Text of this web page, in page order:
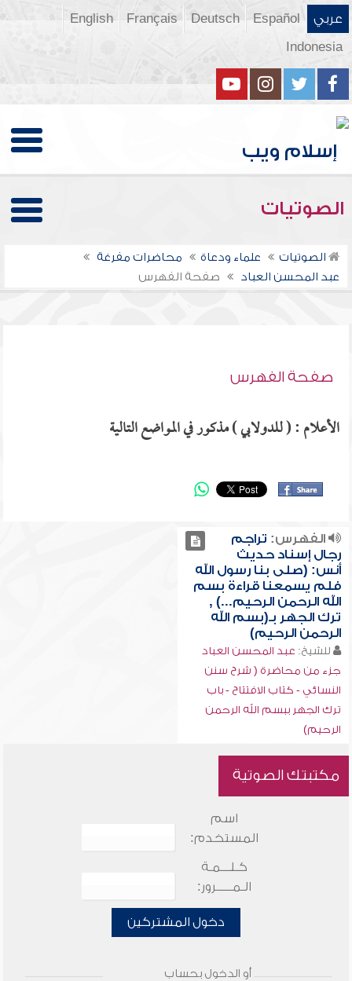
عربي Español
Deutsch
Français
English
Indonesia
الصوتيات
الصوتيات علماء ودعاة
محاضرات مفرغة
عبد المحسن العباد
صفحة الفهرس
صفحة الفهرس
الأعلام : ( للدولابي ) مذكور في المواضع التالية
الفهرس: تراجم
رجال إسناد حديث
أنس: (صلى بنا رسول الله
فلم يسمعنا قراءة بسم
الله الرحمن الرحيم...) ,
ترك الجهر بـ(بسم الله
الرحمن الرحيم)
للشيخ: عبد المحسن العباد
جزء من محاضرة ( شرح سنن
النسائي - كتاب الافتتاح - باب
ترك الجهر ببسم الله الرحمن
الرحيم)
مكتبتك الصوتية
اسم
المستخدم:
كـلـــمـة
الـمـــــرور:
دخول المشتركين
أو الدخول بحساب